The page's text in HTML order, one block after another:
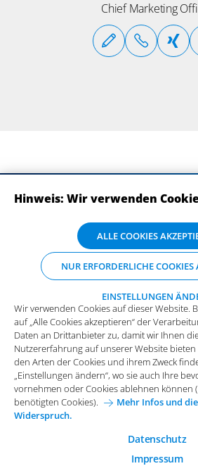
Chief Marketing
Impressum
Allgemeine
Karriere bei Arvato Systems
Wir verwenden Cookies auf dieser Website.
auf „Alle Cookies akzeptieren“ der
Daten an Drittanbieter zu, damit wir Ihnen
Nutzererfahrung auf unserer Website
den Arten der Cookies und ihrem Zweck
„Einstellungen ändern“, wo sie auch Ihre
vornehmen oder Cookies ablehnen können
benötigten Cookies).
Mehr Infos und
Widerspruch.
Datenschutz
Impressum
Hinweis: Wir verwenden
ALLE COOKIES
NUR ERFORDERLICHE COOKIES
EINSTELLUNGEN
Wir verwenden Cookies auf dieser Website.
auf „Alle Cookies akzeptieren“ der
Daten an Drittanbieter zu, damit wir Ihnen
Nutzererfahrung auf unserer Website bieten
den Arten der Cookies und ihrem Zweck
„Einstellungen ändern“, wo sie auch Ihre
vornehmen oder Cookies ablehnen können
benötigten Cookies).
Mehr Infos und
Widerspruch.
Funktionale Cookies
Diese Cookies sind essenziell
Funktion der Website.
Analytische Cookies
Analytische Cookies werden